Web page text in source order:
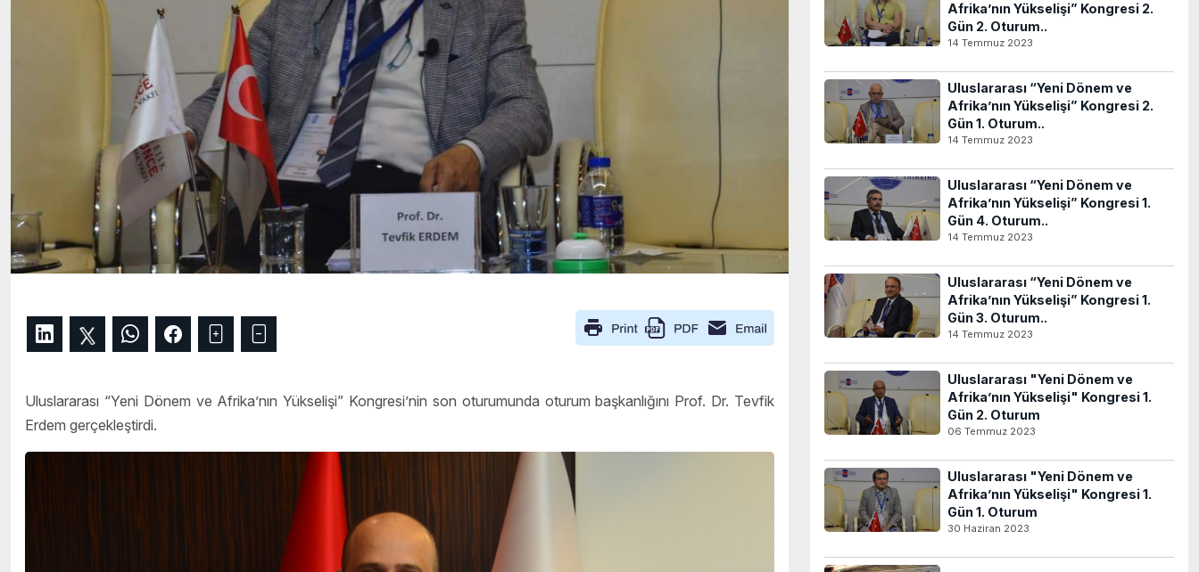
Uluslararası “Yeni Dönem ve Afrika’nın Yükselişi” Kongresi’nin son oturumunda oturum başkanlığını Prof. Dr. Tevfik
Erdem gerçekleştirdi.
Afrika’nın Yükselişi” Kongresi 2.
Gün 2. Oturum..
14 Temmuz 2023
Uluslararası “Yeni Dönem ve
Afrika’nın Yükselişi” Kongresi 2.
Gün 1. Oturum..
14 Temmuz 2023
Uluslararası “Yeni Dönem ve
Afrika’nın Yükselişi” Kongresi 1.
Gün 4. Oturum..
14 Temmuz 2023
Uluslararası “Yeni Dönem ve
Afrika’nın Yükselişi” Kongresi 1.
Gün 3. Oturum..
14 Temmuz 2023
Uluslararası "Yeni Dönem ve
Afrika’nın Yükselişi" Kongresi 1.
Gün 2. Oturum
06 Temmuz 2023
Uluslararası "Yeni Dönem ve
Afrika’nın Yükselişi" Kongresi 1.
Gün 1. Oturum
30 Haziran 2023